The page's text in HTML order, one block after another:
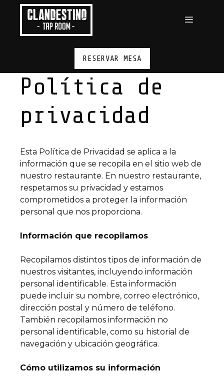
Saltar
contenido
RESERVAR MESA
Política de
privacidad
Esta Política de Privacidad se aplica a la
información que se recopila en el sitio web de
nuestro restaurante. En nuestro restaurante,
respetamos su privacidad y estamos
comprometidos a proteger la información
personal que nos proporciona.
Información que recopilamos
Recopilamos distintos tipos de información de
nuestros visitantes, incluyendo información
personal identificable. Esta información
puede incluir su nombre, correo electrónico,
dirección postal y número de teléfono.
También recopilamos información no
personal identificable, como su historial de
navegación y ubicación geográfica.
Cómo utilizamos su información